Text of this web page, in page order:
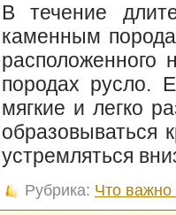
В течение
каменным
расположенного
породах русло.
мягкие и легко
образовываться
устремляться
Рубрика: Что важно